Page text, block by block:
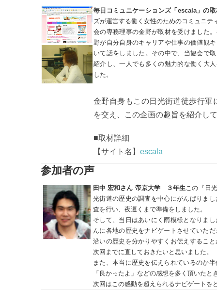
毎日コミュニケーションズ「escala」の
ズが運営する働く女性のためのコミュニ
会の専務理事の金野が取材を受けました
野が自分自身のキャリアや仕事の価値観
いて話をしました。その中で、当協会で
紹介し、一人でも多くの魅力的な働く大
した。
金野自身もこの日光街道徒歩行
を交え、この企画の趣旨を紹介し
■取材詳細
【サイト名】 escala
参加者の声
田中 宏和さん 帝京大学 ３年生 この『日
光街道の歴史の調査を中心にがんばりま
査を行い、夜遅くまで準備をしました。
そして、当日はあいにく雨模様となりま
んに各地の歴史をナビゲートさせていた
沿いの歴史を分かりやすくお伝えするこ
次回までに直しておきたいと思いました。
また、本当に歴史を伝えられているのか
「良かったよ」などの感想を多く頂いた
次回はこの感動を超えられるナビゲートを